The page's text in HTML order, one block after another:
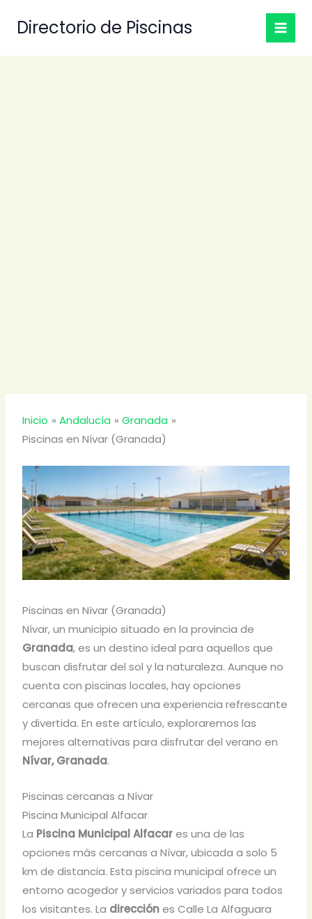
Directorio de Piscinas
Inicio Andalucía
Granada
Piscinas en Nívar (Granada)
Piscinas en Nívar (Granada)
Nívar, un municipio situado en la provincia de
Granada, es un destino ideal para aquellos que
buscan disfrutar del sol y la naturaleza. Aunque no
cuenta con piscinas locales, hay opciones
cercanas que ofrecen una experiencia refrescante
y divertida. En este artículo, exploraremos las
mejores alternativas para disfrutar del verano en
Nívar, Granada.
Piscinas cercanas a Nívar
Piscina Municipal Alfacar
La Piscina Municipal Alfacares una de las
opciones más cercanas a Nívar, ubicada a solo 5
km de distancia. Esta piscina municipal ofrece un
entorno acogedor y servicios variados para todos
los visitantes. La direcciónes Calle La Alfaguara